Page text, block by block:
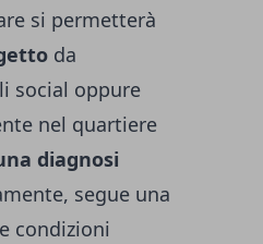
si permetterà
da
social oppure
nel quartiere
diagnosi
segue una
condizioni